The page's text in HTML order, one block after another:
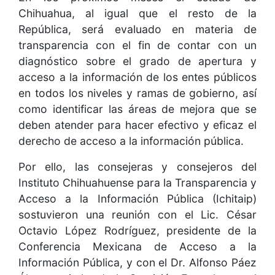
Chihuahua, al igual que el resto de la
República, será evaluado en materia de
transparencia con el fin de contar con un
diagnóstico sobre el grado de apertura y
acceso a la información de los entes públicos
en todos los niveles y ramas de gobierno, así
como identificar las áreas de mejora que se
deben atender para hacer efectivo y eficaz el
derecho de acceso a la información pública.
Por ello, las consejeras y consejeros del
Instituto Chihuahuense para la Transparencia y
Acceso a la Información Pública (Ichitaip)
sostuvieron una reunión con el Lic. César
Octavio López Rodríguez, presidente de la
Conferencia Mexicana de Acceso a la
Información Pública, y con el Dr. Alfonso Páez